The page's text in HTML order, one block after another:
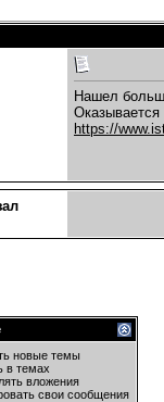
Нашел
https://
новые темы
в темах
вложения
свои сообщения